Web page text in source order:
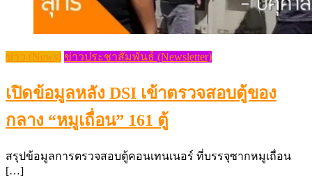
ข่าว (News) ข่าวประชาสัมพันธ์ (Newsletter)
เปิดข้อมูลหลัง DSI เข้าตรวจสอบตู้ของ
กลาง “หมูเถื่อน” 161 ตู้
สรุปข้อมูลการตรวจสอบตู้คอนเทนเนอร์ ที่บรรจุซากหมูเถื่อน
[…]